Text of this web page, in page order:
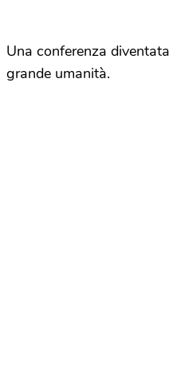
Una conferenza
grande umanità.